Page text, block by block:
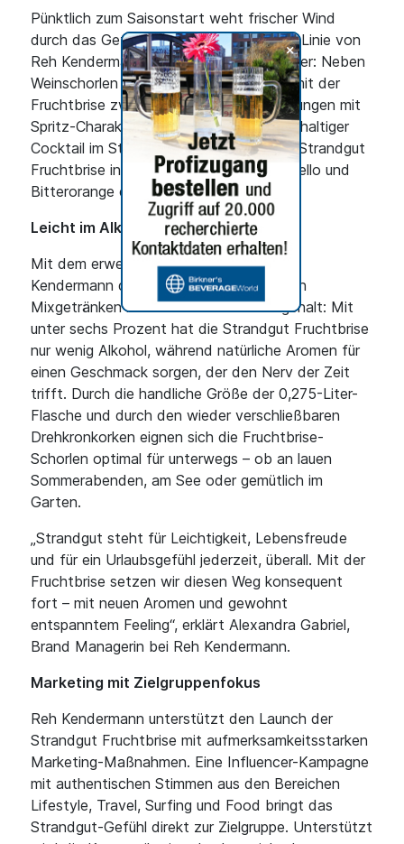
+
Pünktlich zum Saisonstart weht frischer Wind
durch das Getränkeregal. Die Strandgut-Linie von
Reh Kendermann ist jetzt noch vielseitiger: Neben
Weinschorlen in Weiß und Rosé gibt es mit der
Fruchtbrise zwei neue Geschmacksrichtungen mit
Spritz-Charakter. Als aromatisierter weinhaltiger
Cocktail im Stil einer Weinschorle ist die Strandgut
Fruchtbrise in den Trend-Sorten Limoncello und
Bitterorange erhältlich.
Leicht im Alkohol, voll im Geschmack
Mit dem erweiterten Angebot folgt Reh
Kendermann dem Trend zu erfrischenden
Mixgetränken mit moderatem Alkoholgehalt: Mit
unter sechs Prozent hat die Strandgut Fruchtbrise
nur wenig Alkohol, während natürliche Aromen für
einen Geschmack sorgen, der den Nerv der Zeit
trifft. Durch die handliche Größe der 0,275-Liter-
Flasche und durch den wieder verschließbaren
Drehkronkorken eignen sich die Fruchtbrise-
Schorlen optimal für unterwegs – ob an lauen
Sommerabenden, am See oder gemütlich im
Garten.
„Strandgut steht für Leichtigkeit, Lebensfreude
und für ein Urlaubsgefühl jederzeit, überall. Mit der
Fruchtbrise setzen wir diesen Weg konsequent
fort – mit neuen Aromen und gewohnt
entspanntem Feeling“, erklärt Alexandra Gabriel,
Brand Managerin bei Reh Kendermann.
Marketing mit Zielgruppenfokus
Reh Kendermann unterstützt den Launch der
Strandgut Fruchtbrise mit aufmerksamkeitsstarken
Marketing-Maßnahmen. Eine Influencer-Kampagne
mit authentischen Stimmen aus den Bereichen
Lifestyle, Travel, Surfing und Food bringt das
Strandgut-Gefühl direkt zur Zielgruppe. Unterstützt